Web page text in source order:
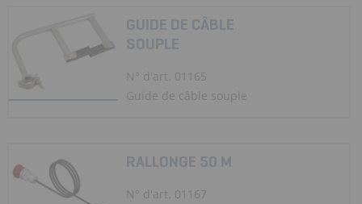
GUIDE DE CÂBLE
SOUPLE
N° d'art. 01165
Guide de câble souple
RALLONGE 50 M
N° d'art. 01167